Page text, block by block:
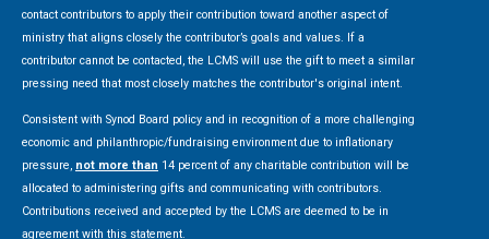
contact contributors to apply their contribution toward another aspect of
ministry that aligns closely the contributor’s goals and values. If a
contributor cannot be contacted, the LCMS will use the gift to meet a similar
pressing need that most closely matches the contributor's original intent.
Consistent with Synod Board policy and in recognition of a more challenging
economic and philanthropic/fundraising environment due to inflationary
pressure, not more than 14 percent of any charitable contribution will be
allocated to administering gifts and communicating with contributors.
Contributions received and accepted by the LCMS are deemed to be in
agreement with this statement.